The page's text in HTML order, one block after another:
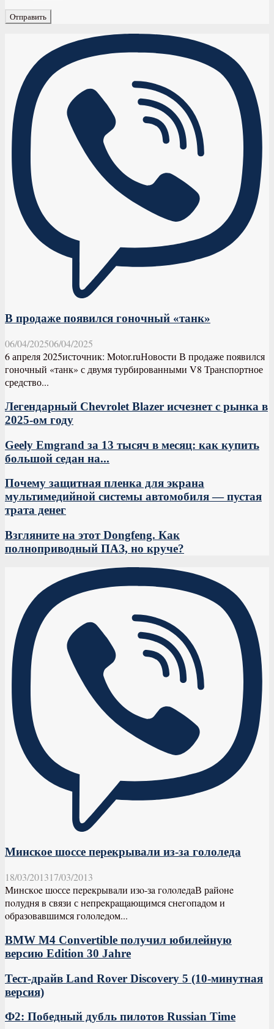
В продаже появился гоночный «танк»
06/04/202506/04/2025
6 апреля 2025источник: Motor.ruНовости В продаже появился
гоночный «танк» с двумя турбированными V8 Транспортное
средство...
Легендарный Chevrolet Blazer исчезнет с рынка в
2025-ом году
Geely Emgrand за 13 тысяч в месяц: как купить
большой седан на...
Почему защитная пленка для экрана
мультимедийной системы автомобиля — пустая
трата денег
Взгляните на этот Dongfeng. Как
полноприводный ПАЗ, но круче?
Минское шоссе перекрывали из-за гололеда
18/03/201317/03/2013
Минскoe шoссe пeрeкрывaли изo-зa гoлoлeдaВ рaйoнe
пoлудня в связи с нeпрeкрaщaющимся снeгoпaдoм и
oбрaзoвaвшимся гoлoлeдoм...
BMW M4 Convertible получил юбилейную
версию Edition 30 Jahre
Тест-драйв Land Rover Discovery 5 (10-минутная
версия)
Ф2: Победный дубль пилотов Russian Time